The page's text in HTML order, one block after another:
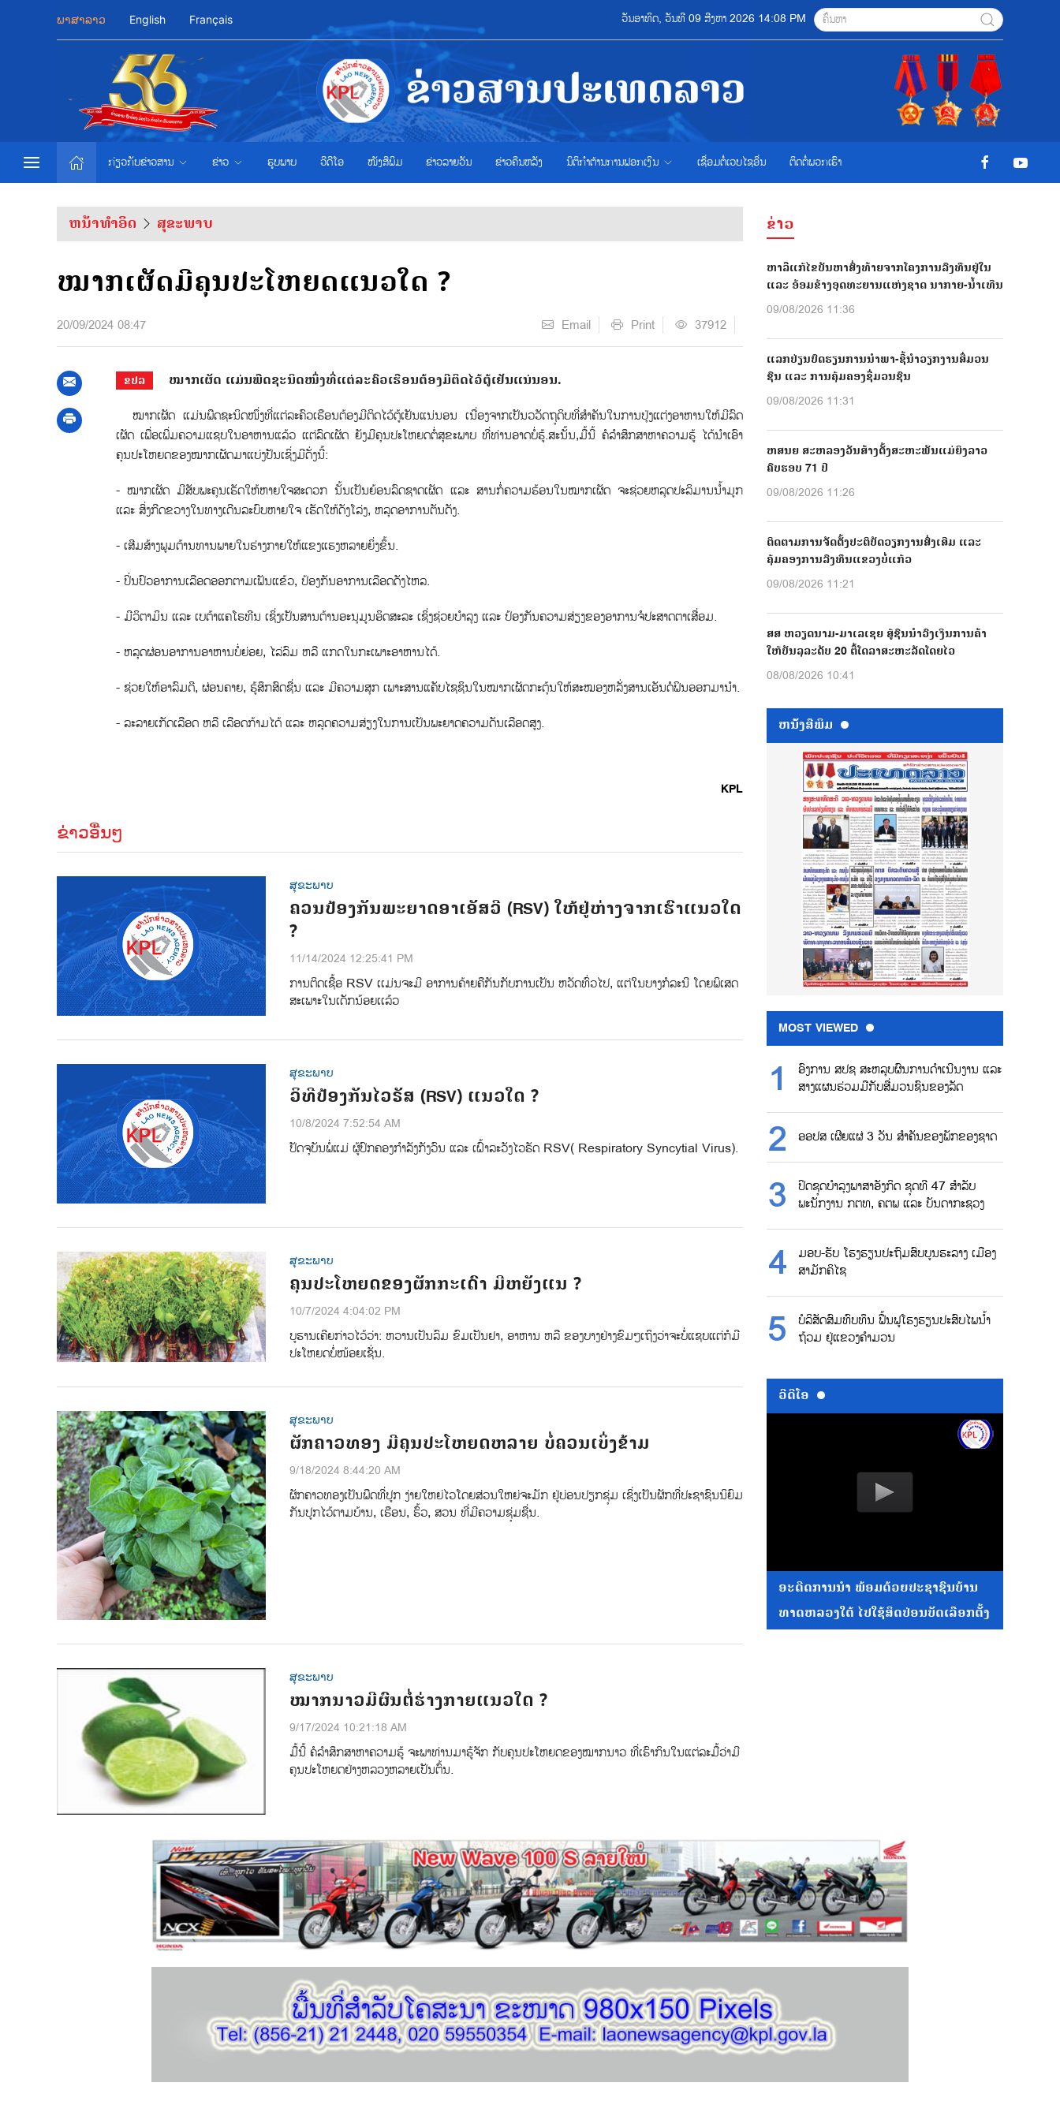
ພາສາລາວ English Français ວັນອາທິດ, ວັນທີ 09 ສີງຫາ 2026 14:08 PM
ກ່ຽວກັບຂ່າວສານ ຂ່າວ ຮູບພາບ ວີດີໂອ ໜັງສືພິມ ຂ່າວ​ລາຍ​ວັນ ຂ່າວຄືນຫລັງ ນິຕິກຳຕ້ານການຟອກເງິນ ເຊື່ອມຕໍ່ເວບໄຊອ່ືນ ຕິດຕໍ່ພວກເຮົາ
ຫນ້າທຳອິດ ສຸຂະພາບ
ໝາກເຜັດມີຄຸນປະໂຫຍດແນວໃດ ?
20/09/2024 08:47 Email Print 37912
ຂປລ ໝາກ​ເຜັດ ​ແມ່ນພືດຊະນິດໜຶ່ງທີ່​ແຕ່ລະ​ຄົວ​ເຮືອນ​ຕ້ອງ​ມີ​ຕິດ​ໄວ້ຕູ້​ເຢັນ​ແນ່​ນອນ.
ໝາກ​ເຜັດ ​ແມ່ນພືດຊະນິດໜຶ່ງທີ່​ແຕ່ລະ​ຄົວ​ເຮືອນ​ຕ້ອງ​ມີ​ຕິດ​ໄວ້ຕູ້​ເຢັນ​ແນ່​ນອນ ​ເນື່ອງ​ຈາກ​ເປັນ​ວວັດຖຸດິບ​ທີ່​ສໍາຄັນ​ໃນ​ການ​ປຸ່ງ​ແຕ່ງອາຫານ​ໃຫ້​ມີ​ລົດ​
ເຜັດ ​ເພື່ອ​ເພີ່ມ​ຄວາມ​ແຊບ​​ໃນ​ອາຫານແລ້ວ ແຕ່ລົດ​​ເຜັດ ຍັງ​ມີ​ຄຸນ​ປະ​ໂຫຍ​ດຕໍ່ສຸຂະພາບ​ ທີ່​ທ່າ​ນອາດ​ບໍ​່ຮູ້.ສະ​ນັ້ນ,ມື້​ນີ້ ຄໍ​ລໍາ​ສຶກສາ​ຫາ​ຄວາມ​ຮູ້ ໄດ້ນໍາ​ເອົາ
ຄຸນ​ປະ​ໂຫຍ​ດຂອງໝາກ​ເຜັດ​ມາ​ແບ່ງປັນ​ເຊິ່ງມີ​ດັ່ງ​ນີ້:
- ໝາກເຜັດ ມີສັບພະຄຸນເຮັດໃຫ້ຫາຍໃຈສະດວກ ນັ້ນເປັນຍ້ອນລົດຊາດເຜັດ ແລະ ສານກໍ່ຄວາມຮ້ອນໃນໝາກເຜັດ ຈະຊ່ວຍຫລຸດປະລິມານນໍ້າມູກ
ແລະ ສິ່ງກີດຂວາງໃນທາງເດີນລະບົບຫາຍໃຈ ເຮັດໃຫ້ດັງໂລ່ງ, ຫລຸດອາການຕັນດັງ.
- ເສີມສ້າງພູມຕ້ານທານພາຍໃນຮ່າງກາຍໃຫ້ແຂງແຮງຫລາຍຍິ່ງຂຶ້ນ.
- ປິ່ນປົວອາການເລືອດອອກຕາມເຟັນແຂ້ວ, ປ້ອງກັນອາການເລືອດດັງໄຫລ.
- ມີວິຕາມິນ ແລະ ເບຕ້າແຄໂຣທີນ ເຊິ່ງເປັນສານຕ້ານອະນຸມູນອິດສະລະ ເຊິ່ງຊ່ວຍບຳລຸງ ແລະ ປ້ອງກັນຄວາມສ່ຽງຂອງອາການຈໍປະສາດຕາເສື່ອມ.
- ຫລຸດຜ່ອນອາການອາຫານບໍ່ຍ່ອຍ, ໄລ່ລົມ ຫລື ແກດໃນກະເພາະອາຫານໄດ້.
- ຊ່ວຍໃຫ້ອາລົມດີ, ຜ່ອນຄາຍ, ຮູ້ສຶກສົດຊື່ນ ແລະ ມີຄວາມສຸກ ເພາະສານແຄັບໄຊຊິນໃນໝາກເຜັດກະຕຸ້ນໃຫ້ສະໝອງຫລັ່ງສານເອັນດໍຟິນອອກມານຳ.
- ລະລາຍເກັດເລືອດ ຫລື ເລືອດກ້າມໄດ້ ແລະ ຫລຸດຄວາມສ່ຽງໃນການເປັນພະຍາດຄວາມດັນເລືອດສູງ.
KPL
ຂ່າວອື່ນໆ
ສຸຂະພາບ
ຄວນປ້ອງກັນພະຍາດອາເອັສວີ (RSV) ໃຫ້ຢູ່ຫ່າງຈາກເຮົາແນວໃດ
?
11/14/2024 12:25:41 PM
ການຕິດເຊື້ອ RSV ເເມ່ນຈະມີ ອາການຄ້າຍຄືກັນກັບການເປັນ ຫວັດທົ່ວໄປ, ແຕ່ໃນບາງກໍລະນີ ໂດຍພິເສດ
ສະເພາະໃນເດັກນ້ອຍເເລ້ວ
ສຸຂະພາບ
ວິທີປ້ອງກັນໄວຣັສ (RSV) ແນວໃດ ?
10/8/2024 7:52:54 AM
ປັດຈຸບັນພໍ່ແມ່ ຜູ້ປົກຄອງກໍາລັງກັງວົນ ແລະ ເຝົ້າລະວັງໄວຣັດ RSV( Respiratory Syncytial Virus).
ສຸຂະພາບ
ຄຸນປະໂຫຍດຂອງຜັກກະເດົາ ມີຫຍັງແນ ?
10/7/2024 4:04:02 PM
ບູຮານເຄີຍກ່າວໄວ້ວ່າ: ຫວານເປັນລົມ ຂົມເປັນຢາ, ອາຫານ ຫລື ຂອງບາງຢ່າງຂົມໆເຖິງວ່າຈະບໍ່ແຊບແຕ່ກໍມີ
ປະໂຫຍດບໍ່ໜ້ອຍເຊັ່ນ.
ສຸຂະພາບ
ຜັກຄາວທອງ ມີຄຸນປະໂຫຍດຫລາຍ ບໍ່ຄວນເບິ່ງຂ້າມ
9/18/2024 8:44:20 AM
ຜັກຄາວທອງເປັນພືດທີ່ປູກ ງ່າຍໃຫຍ່ໄວໂດຍສ່ວນໃຫຍ່ຈະມັກ ຢູ່ບ່ອນປຽກຊຸ່ມ ເຊິ່ງເປັນຜັກທີ່ປະຊາຊົນນິຍົມ
ກັນປູກໄວ້ຕາມບ້ານ, ເຮືອນ, ຮົ້ວ, ສວນ ທີ່ມີຄວາມຊຸ່ມຊື່ນ.
ສຸຂະພາບ
ໝາກນາວມີຜົນຕໍ່ຮ່າງກາຍແນວໃດ ?
9/17/2024 10:21:18 AM
ມື້ນີ້ ຄໍລໍາສຶກສາຫາຄວາມຮູ້ ຈະພາທ່ານມາຮູ້ຈັກ ກັບຄຸນປະໂຫຍດຂອງໝາກນາວ ທີ່ເຮົາກິນໃນແຕ່ລະມື້ວ່າມີ
ຄຸນປະໂຫຍດຢ່າງຫລວງຫລາຍເປັນຕົ້ນ.
ຂ່າວ
ຫາລືແກ້ໄຂບັນຫາສົ່ງທ້າຍຈາກໂຄງການລົງທຶນຢູ່ໃນ
ແລະ ອ້ອມຂ້າງອຸດທະຍານແຫ່ງຊາດ ນາກາຍ-ນໍ້າເທີນ
09/08/2026 11:36
ແລກປ່ຽນບົດຮຽນການນຳພາ-ຊີ້ນຳວຽກງານສື່ມວນ
ຊົນ ແລະ ການຄຸ້ມຄອງຊື່ມວນຊົນ
09/08/2026 11:31
ຫສນຍ ສະຫລອງວັນສ້າງຕັ້ງສະຫະພັນແມ່ຍິງລາວ
ຄົບຮອບ 71 ປີ
09/08/2026 11:26
ຕິດຕາມການຈັດຕັ້ງປະຕິບັດວຽກງານສົ່ງເສີມ ແລະ
ຄຸ້ມຄອງການລົງທຶນແຂວງບໍ່ແກ້ວ
09/08/2026 11:21
ສສ ຫວຽດນາມ-ມາເລເຊຍ ສູ້ຊົນນຳວົງເງິນການຄ້າ
ໃຫ້ບັນລຸລະດັບ 20 ຕື້ໂດລາສະຫະລັດໂດຍໄວ
08/08/2026 10:41
ຫນ້ັງສືພິມ
MOST VIEWED
ອົງການ ສປຊ ສະຫລຸບຜົນການດຳເນີນງານ ແລະ
ສາງແຜນຮ່ວມມືກັບສື່ມວນຊົນຂອງລັດ
ອອປສ ເຜີຍແຜ່ 3 ວັນ ສຳຄັນຂອງພັກຂອງຊາດ
ປິດຊຸດບຳລຸງພາສາອັງກິດ ຊຸດທີ 47 ສຳລັບ
ພະນັກງານ ກຕທ, ຄຕພ ແລະ ບັນດາກະຊວງ
ມອບ-ຮັບ ໂຮງຮຽນປະຖົມສົບບູນຮະລາງ ເມືອງ
ສາມັກຄິໄຊ
ບໍລິສັດສົມທົບທຶນ ຟື້ນຟູໂຮງຮຽນປະສົບໄພນ້ຳ
ຖ້ວມ ຢູ່ແຂວງຄຳມວນ
ວີດີໂອ
ອະດີດການນໍາ ພ້ອມດ້ວຍປະຊາຊົນບ້ານ
ທາດຫລວງໃຕ້ ໄປໃຊ້ສິດປ່ອນບັດເລືອກຕັ້ງ